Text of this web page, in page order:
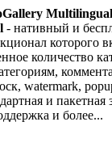
Multilingual
- нативный и
которого
количество
watermark,
и пакетная
и более...